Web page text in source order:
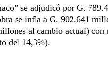
se adjudicó por G.
se infla a G. 902.641
al cambio actual) con
del 14,3%).